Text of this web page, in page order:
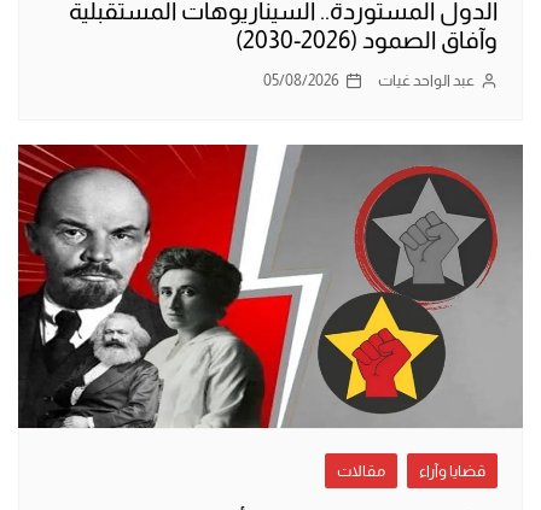
الدول المستوردة.. السيناريوهات المستقبلية
وآفاق الصمود (2026-2030)
عبد الواحد غيات 05/08/2026
قضايا وآراء مقالات